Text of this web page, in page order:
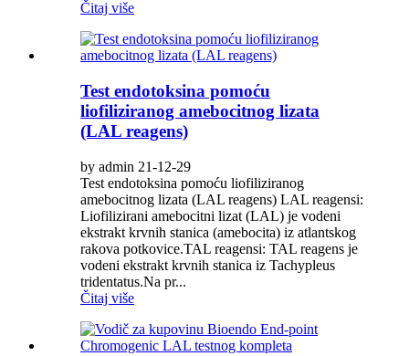
Čitaj više
Test endotoksina pomoću
liofiliziranog amebocitnog lizata
(LAL reagens)
by admin 21-12-29
Test endotoksina pomoću liofiliziranog
amebocitnog lizata (LAL reagens) LAL reagensi:
Liofilizirani amebocitni lizat (LAL) je vodeni
ekstrakt krvnih stanica (amebocita) iz atlantskog
rakova potkovice.TAL reagensi: TAL reagens je
vodeni ekstrakt krvnih stanica iz Tachypleus
tridentatus.Na pr...
Čitaj više